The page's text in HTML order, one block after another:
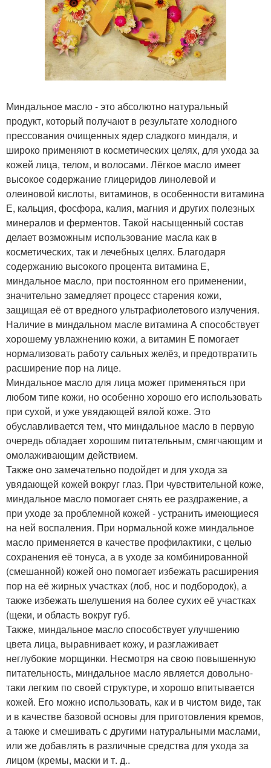
Миндальное масло - это абсолютно натуральный
продукт, который получают в результате холодного
прессования очищенных ядер сладкого миндаля, и
широко применяют в косметических целях, для ухода за
кожей лица, телом, и волосами. Лёгкое масло имеет
высокое содержание глицеридов линолевой и
олеиновой кислоты, витаминов, в особенности витамина
Е, кальция, фосфора, калия, магния и других полезных
минералов и ферментов. Такой насыщенный состав
делает возможным использование масла как в
косметических, так и лечебных целях. Благодаря
содержанию высокого процента витамина E,
миндальное масло, при постоянном его применении,
значительно замедляет процесс старения кожи,
защищая её от вредного ультрафиолетового излучения.
Наличие в миндальном масле витамина A способствует
хорошему увлажнению кожи, а витамин Е помогает
нормализовать работу сальных желёз, и предотвратить
расширение пор на лице.
Миндальное масло для лица может применяться при
любом типе кожи, но особенно хорошо его использовать
при сухой, и уже увядающей вялой коже. Это
обуславливается тем, что миндальное масло в первую
очередь обладает хорошим питательным, смягчающим и
омолаживающим действием.
Также оно замечательно подойдет и для ухода за
увядающей кожей вокруг глаз. При чувствительной коже,
миндальное масло помогает снять ее раздражение, а
при уходе за проблемной кожей - устранить имеющиеся
на ней воспаления. При нормальной коже миндальное
масло применяется в качестве профилактики, с целью
сохранения её тонуса, а в уходе за комбинированной
(смешанной) кожей оно помогает избежать расширения
пор на её жирных участках (лоб, нос и подбородок), а
также избежать шелушения на более сухих её участках
(щеки, и область вокруг губ.
Также, миндальное масло способствует улучшению
цвета лица, выравнивает кожу, и разглаживает
неглубокие морщинки. Несмотря на свою повышенную
питательность, миндальное масло является довольно-
таки легким по своей структуре, и хорошо впитывается
кожей. Его можно использовать, как и в чистом виде, так
и в качестве базовой основы для приготовления кремов,
а также и смешивать с другими натуральными маслами,
или же добавлять в различные средства для ухода за
лицом (кремы, маски и т. д..